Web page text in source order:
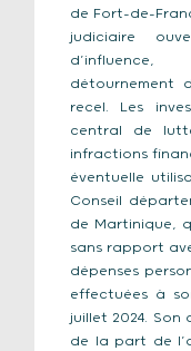
de Fort-de-
judiciaire
détournement
recel. Les
central de
infractions
éventuelle
Conseil
de Martinique,
sans rapport
dépenses
effectuées à
juillet 2024.
de la part de